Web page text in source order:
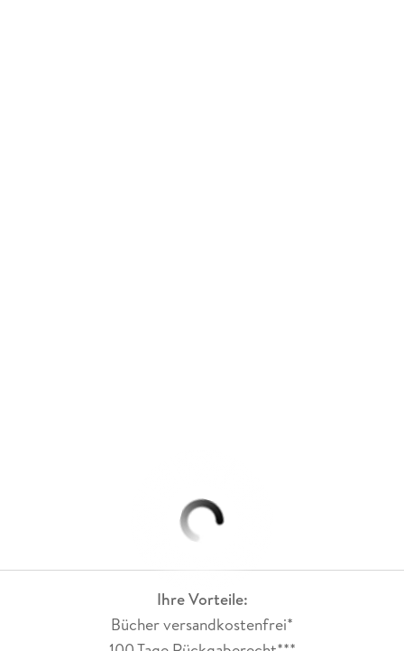
Ihre Vorteile:
Bücher versandkostenfrei*